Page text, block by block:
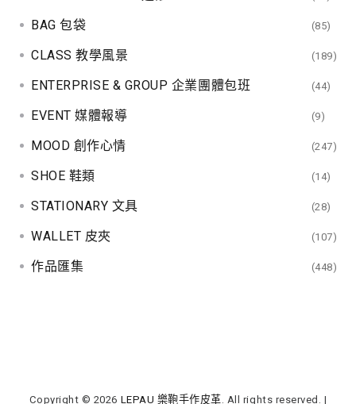
BAG 包袋 (85)
CLASS 教學風景 (189)
ENTERPRISE & GROUP 企業團體包班 (44)
EVENT 媒體報導 (9)
MOOD 創作心情 (247)
SHOE 鞋類 (14)
STATIONARY 文具 (28)
WALLET 皮夾 (107)
作品匯集 (448)
Copyright © 2026 LEPAU 樂鞄手作皮革. All rights reserved. |